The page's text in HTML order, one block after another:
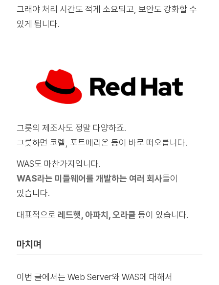
그래야 처리 시간도 적게 소요되고, 보안도 강화할 수
있게 됩니다.
그릇의 제조사도 정말 다양하죠.
그릇하면 코렐, 포트메리온 등이 바로 떠오릅니다.
WAS도 마찬가지입니다.
WAS라는 미들웨어를 개발하는 여러 회사들이
있습니다.
대표적으로 레드햇, 아파치, 오라클 등이 있습니다.
마치며
이번 글에서는 Web Server와 WAS에 대해서